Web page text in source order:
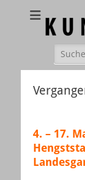
Galerie –
Suchen
nach:
4. – 17.